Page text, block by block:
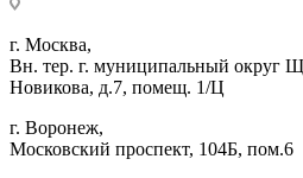
г. Москва,
Вн. тер. г. муниципальный округ
Новикова, д.7, помещ. 1/Ц
г. Воронеж,
​Московский проспект, 104Б, пом.6